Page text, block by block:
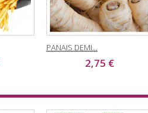
PANAIS DEMI...
2,75 €